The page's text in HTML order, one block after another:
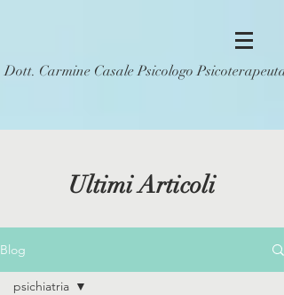
Dott. Carmine Casale Psicologo Psicoterapeuta
Ultimi Articoli
Blog
psichiatria